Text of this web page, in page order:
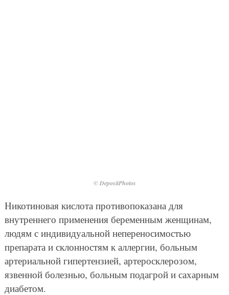
© DepositPhotos
Никотиновая кислота противопоказана для
внутреннего применения беременным женщинам,
людям с индивидуальной непереносимостью
препарата и склонностям к аллергии, больным
артериальной гипертензией, артеросклерозом,
язвенной болезнью, больным подагрой и сахарным
диабетом.